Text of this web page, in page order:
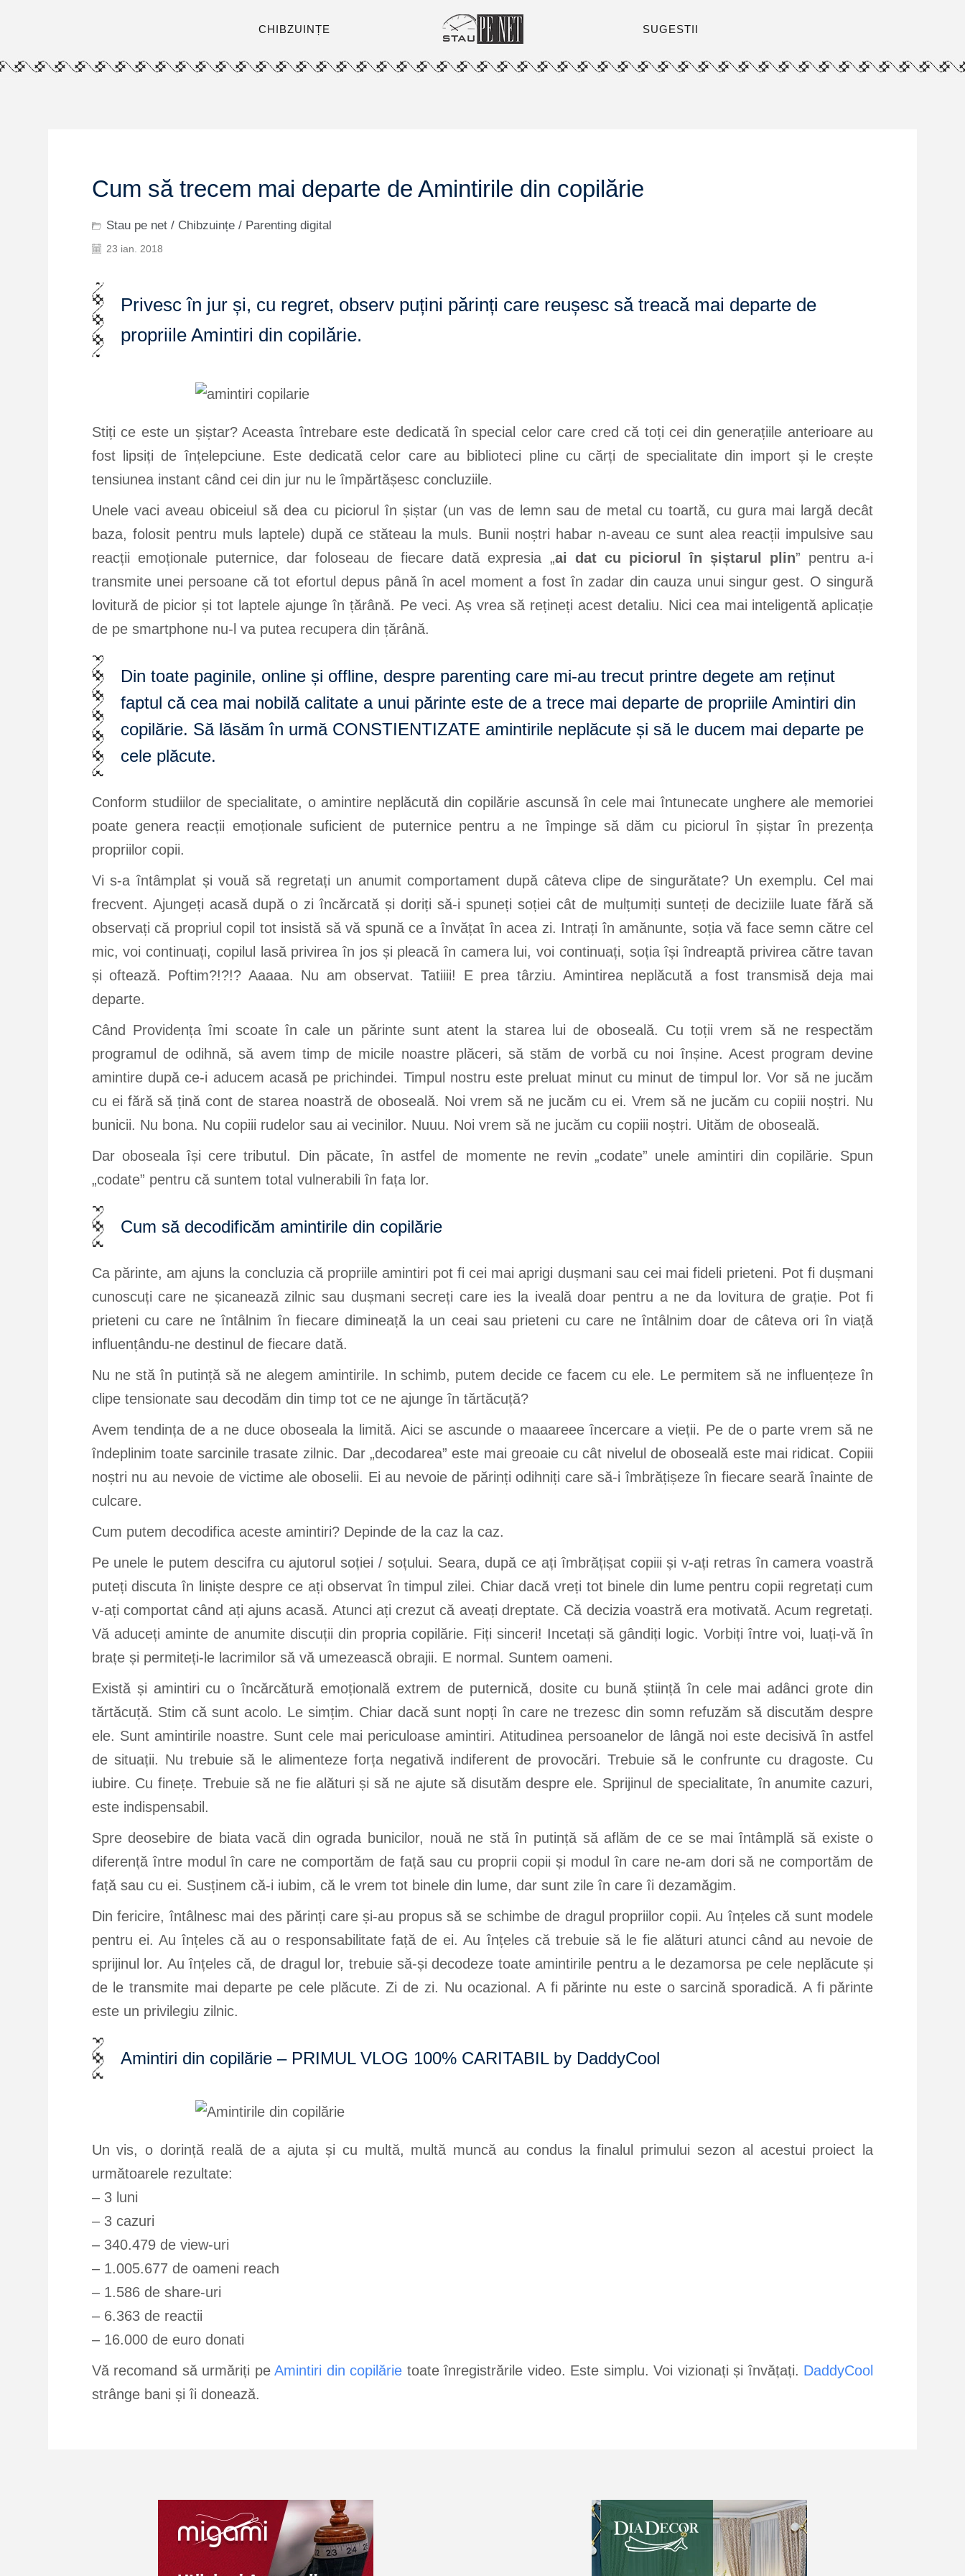
CHIBZUINȚE SUGESTII
Cum să trecem mai departe de Amintirile din copilărie
Stau pe net/ Chibzuințe/ Parenting digital
23 ian. 2018
Privesc în jur și, cu regret, observ puțini părinți care reușesc să treacă mai departe de
propriile Amintiri din copilărie.
Stiți ce este un șiștar? Aceasta întrebare este dedicată în special celor care cred că toți cei din generațiile anterioare au
fost lipsiți de înțelepciune. Este dedicată celor care au biblioteci pline cu cărți de specialitate din import și le crește
tensiunea instant când cei din jur nu le împărtășesc concluziile.
Unele vaci aveau obiceiul să dea cu piciorul în șiștar (un vas de lemn sau de metal cu toartă, cu gura mai largă decât
baza, folosit pentru muls laptele) după ce stăteau la muls. Bunii noștri habar n-aveau ce sunt alea reacții impulsive sau
reacții emoționale puternice, dar foloseau de fiecare dată expresia „ai dat cu piciorul în șiștarul plin” pentru a-i
transmite unei persoane că tot efortul depus până în acel moment a fost în zadar din cauza unui singur gest. O singură
lovitură de picior și tot laptele ajunge în țărână. Pe veci. Aș vrea să rețineți acest detaliu. Nici cea mai inteligentă aplicație
de pe smartphone nu-l va putea recupera din țărână.
Din toate paginile, online și offline, despre parenting care mi-au trecut printre degete am reținut
faptul că cea mai nobilă calitate a unui părinte este de a trece mai departe de propriile Amintiri din
copilărie. Să lăsăm în urmă CONSTIENTIZATE amintirile neplăcute și să le ducem mai departe pe
cele plăcute.
Conform studiilor de specialitate, o amintire neplăcută din copilărie ascunsă în cele mai întunecate unghere ale memoriei
poate genera reacții emoționale suficient de puternice pentru a ne împinge să dăm cu piciorul în șiștar în prezența
propriilor copii.
Vi s-a întâmplat și vouă să regretați un anumit comportament după câteva clipe de singurătate? Un exemplu. Cel mai
frecvent. Ajungeți acasă după o zi încărcată și doriți să-i spuneți soției cât de mulțumiți sunteți de deciziile luate fără să
observați că propriul copil tot insistă să vă spună ce a învățat în acea zi. Intrați în amănunte, soția vă face semn către cel
mic, voi continuați, copilul lasă privirea în jos și pleacă în camera lui, voi continuați, soția își îndreaptă privirea către tavan
și oftează. Poftim?!?!? Aaaaa. Nu am observat. Tatiiii! E prea târziu. Amintirea neplăcută a fost transmisă deja mai
departe.
Când Providența îmi scoate în cale un părinte sunt atent la starea lui de oboseală. Cu toții vrem să ne respectăm
programul de odihnă, să avem timp de micile noastre plăceri, să stăm de vorbă cu noi înșine. Acest program devine
amintire după ce-i aducem acasă pe prichindei. Timpul nostru este preluat minut cu minut de timpul lor. Vor să ne jucăm
cu ei fără să țină cont de starea noastră de oboseală. Noi vrem să ne jucăm cu ei. Vrem să ne jucăm cu copiii noștri. Nu
bunicii. Nu bona. Nu copiii rudelor sau ai vecinilor. Nuuu. Noi vrem să ne jucăm cu copiii noștri. Uităm de oboseală.
Dar oboseala își cere tributul. Din păcate, în astfel de momente ne revin „codate” unele amintiri din copilărie. Spun
„codate” pentru că suntem total vulnerabili în fața lor.
Cum să decodificăm amintirile din copilărie
Ca părinte, am ajuns la concluzia că propriile amintiri pot fi cei mai aprigi dușmani sau cei mai fideli prieteni. Pot fi dușmani
cunoscuți care ne șicanează zilnic sau dușmani secreți care ies la iveală doar pentru a ne da lovitura de grație. Pot fi
prieteni cu care ne întâlnim în fiecare dimineață la un ceai sau prieteni cu care ne întâlnim doar de câteva ori în viață
influențându-ne destinul de fiecare dată.
Nu ne stă în putință să ne alegem amintirile. In schimb, putem decide ce facem cu ele. Le permitem să ne influențeze în
clipe tensionate sau decodăm din timp tot ce ne ajunge în tărtăcuță?
Avem tendința de a ne duce oboseala la limită. Aici se ascunde o maaareee încercare a vieții. Pe de o parte vrem să ne
îndeplinim toate sarcinile trasate zilnic. Dar „decodarea” este mai greoaie cu cât nivelul de oboseală este mai ridicat. Copiii
noștri nu au nevoie de victime ale oboselii. Ei au nevoie de părinți odihniți care să-i îmbrățișeze în fiecare seară înainte de
culcare.
Cum putem decodifica aceste amintiri? Depinde de la caz la caz.
Pe unele le putem descifra cu ajutorul soției / soțului. Seara, după ce ați îmbrățișat copiii și v-ați retras în camera voastră
puteți discuta în liniște despre ce ați observat în timpul zilei. Chiar dacă vreți tot binele din lume pentru copii regretați cum
v-ați comportat când ați ajuns acasă. Atunci ați crezut că aveați dreptate. Că decizia voastră era motivată. Acum regretați.
Vă aduceți aminte de anumite discuții din propria copilărie. Fiți sinceri! Incetați să gândiți logic. Vorbiți între voi, luați-vă în
brațe și permiteți-le lacrimilor să vă umezească obrajii. E normal. Suntem oameni.
Există și amintiri cu o încărcătură emoțională extrem de puternică, dosite cu bună știință în cele mai adânci grote din
tărtăcuță. Stim că sunt acolo. Le simțim. Chiar dacă sunt nopți în care ne trezesc din somn refuzăm să discutăm despre
ele. Sunt amintirile noastre. Sunt cele mai periculoase amintiri. Atitudinea persoanelor de lângă noi este decisivă în astfel
de situații. Nu trebuie să le alimenteze forța negativă indiferent de provocări. Trebuie să le confrunte cu dragoste. Cu
iubire. Cu finețe. Trebuie să ne fie alături și să ne ajute să disutăm despre ele. Sprijinul de specialitate, în anumite cazuri,
este indispensabil.
Spre deosebire de biata vacă din ograda bunicilor, nouă ne stă în putință să aflăm de ce se mai întâmplă să existe o
diferență între modul în care ne comportăm de față sau cu proprii copii și modul în care ne-am dori să ne comportăm de
față sau cu ei. Susținem că-i iubim, că le vrem tot binele din lume, dar sunt zile în care îi dezamăgim.
Din fericire, întâlnesc mai des părinți care și-au propus să se schimbe de dragul propriilor copii. Au înțeles că sunt modele
pentru ei. Au înțeles că au o responsabilitate față de ei. Au înțeles că trebuie să le fie alături atunci când au nevoie de
sprijinul lor. Au înțeles că, de dragul lor, trebuie să-și decodeze toate amintirile pentru a le dezamorsa pe cele neplăcute și
de le transmite mai departe pe cele plăcute. Zi de zi. Nu ocazional. A fi părinte nu este o sarcină sporadică. A fi părinte
este un privilegiu zilnic.
Amintiri din copilărie – PRIMUL VLOG 100% CARITABIL by DaddyCool
Un vis, o dorință reală de a ajuta și cu multă, multă muncă au condus la finalul primului sezon al acestui proiect la
următoarele rezultate:
– 3 luni
– 3 cazuri
– 340.479 de view-uri
– 1.005.677 de oameni reach
– 1.586 de share-uri
– 6.363 de reactii
– 16.000 de euro donati
Vă recomand să urmăriți peAmintiri din copilărie toate înregistrările video. Este simplu. Voi vizionați și învățați. DaddyCool
strânge bani și îi donează.